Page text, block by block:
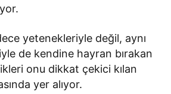
yetenekleriyle değil, aynı
de kendine hayran bırakan
onu dikkat çekici kılan
yer alıyor.